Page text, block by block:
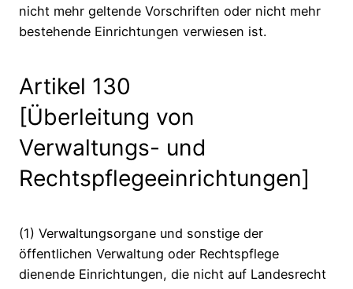
nicht mehr geltende Vorschriften oder nicht mehr
bestehende Einrichtungen verwiesen ist.
Artikel 130
[Überleitung von
Verwaltungs- und
Rechtspflegeeinrichtungen]
(1) Verwaltungsorgane und sonstige der
öffentlichen Verwaltung oder Rechtspflege
dienende Einrichtungen, die nicht auf Landesrecht